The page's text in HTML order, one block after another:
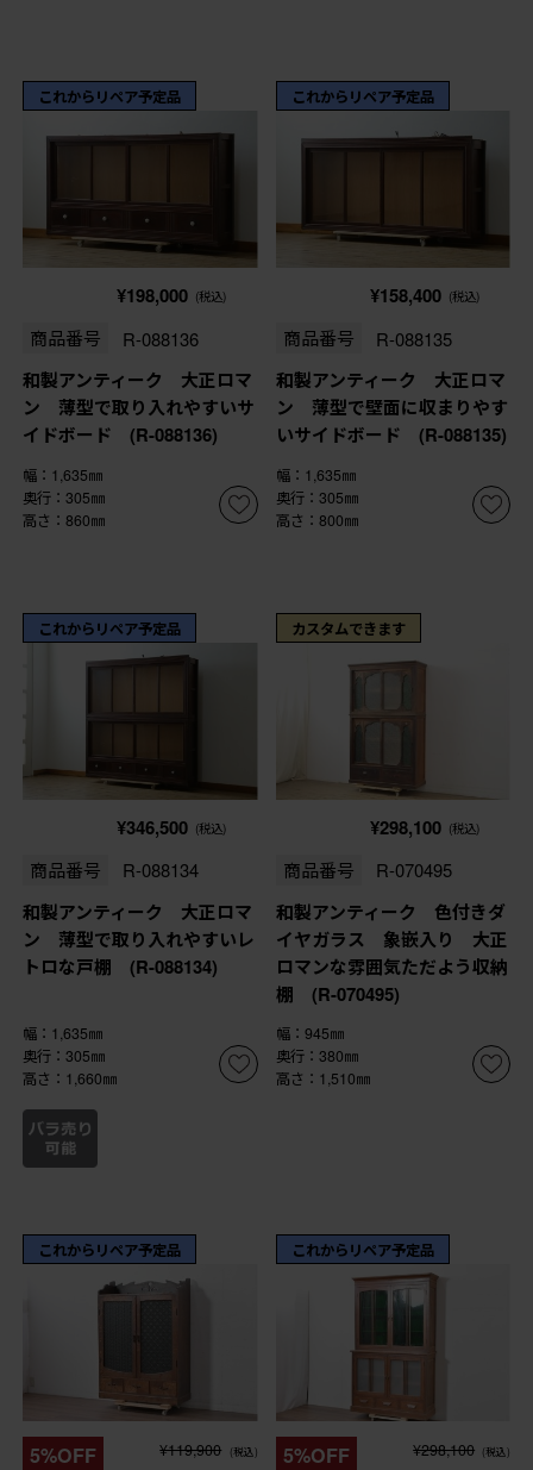
これからリペア予定品
¥198,000 (税込)
商品番号 R-088136
和製アンティーク 大正ロマ
ン 薄型で取り入れやすいサ
イドボード (R-088136)
幅：1,635㎜
奥行：305㎜
高さ：860㎜
これからリペア予定品
¥158,400 (税込)
商品番号 R-088135
和製アンティーク 大正ロマ
ン 薄型で壁面に収まりやす
いサイドボード (R-088135)
幅：1,635㎜
奥行：305㎜
高さ：800㎜
これからリペア予定品
¥346,500 (税込)
商品番号 R-088134
和製アンティーク 大正ロマ
ン 薄型で取り入れやすいレ
トロな戸棚 (R-088134)
幅：1,635㎜
奥行：305㎜
高さ：1,660㎜
カスタムできます
¥298,100 (税込)
商品番号 R-070495
和製アンティーク 色付きダ
イヤガラス 象嵌入り 大正
ロマンな雰囲気ただよう収納
棚 (R-070495)
幅：945㎜
奥行：380㎜
高さ：1,510㎜
これからリペア予定品
5%OFF ¥119,900 (税込)
これからリペア予定品
5%OFF ¥298,100 (税込)